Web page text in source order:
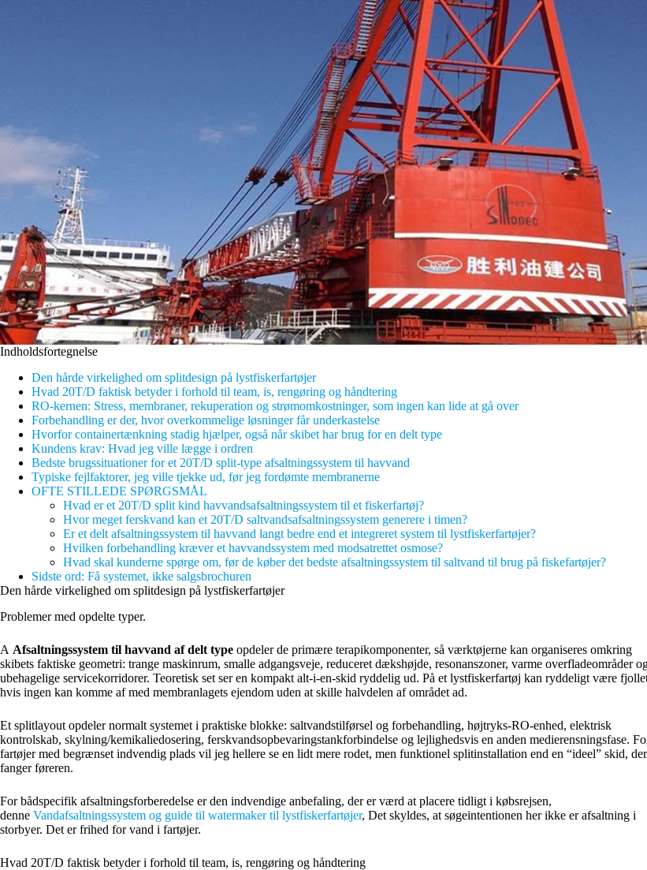
Indholdsfortegnelse
Den hårde virkelighed om splitdesign på lystfiskerfartøjer
Hvad 20T/D faktisk betyder i forhold til team, is, rengøring og håndtering
RO-kernen: Stress, membraner, rekuperation og strømomkostninger, som ingen kan lide at gå over
Forbehandling er der, hvor overkommelige løsninger får underkastelse
Hvorfor containertænkning stadig hjælper, også når skibet har brug for en delt type
Kundens krav: Hvad jeg ville lægge i ordren
Bedste brugssituationer for et 20T/D split-type afsaltningssystem til havvand
Typiske fejlfaktorer, jeg ville tjekke ud, før jeg fordømte membranerne
OFTE STILLEDE SPØRGSMÅL
Hvad er et 20T/D split kind havvandsafsaltningssystem til et fiskerfartøj?
Hvor meget ferskvand kan et 20T/D saltvandsafsaltningssystem generere i timen?
Er et delt afsaltningssystem til havvand langt bedre end et integreret system til lystfiskerfartøjer?
Hvilken forbehandling kræver et havvandssystem med modsatrettet osmose?
Hvad skal kunderne spørge om, før de køber det bedste afsaltningssystem til saltvand til brug på fiskefartøjer?
Sidste ord: Få systemet, ikke salgsbrochuren
Den hårde virkelighed om splitdesign på lystfiskerfartøjer
Problemer med opdelte typer.
A Afsaltningssystem til havvand af delt type opdeler de primære terapikomponenter, så værktøjerne kan organiseres omkring
skibets faktiske geometri: trange maskinrum, smalle adgangsveje, reduceret dækshøjde, resonanszoner, varme overfladeområder
ubehagelige servicekorridorer. Teoretisk set ser en kompakt alt-i-en-skid ryddelig ud. På et lystfiskerfartøj kan ryddeligt være
hvis ingen kan komme af med membranlagets ejendom uden at skille halvdelen af området ad.
Et splitlayout opdeler normalt systemet i praktiske blokke: saltvandstilførsel og forbehandling, højtryks-RO-enhed, elektrisk
kontrolskab, skylning/kemikaliedosering, ferskvandsopbevaringstankforbindelse og lejlighedsvis en anden medierensningsfase.
fartøjer med begrænset indvendig plads vil jeg hellere se en lidt mere rodet, men funktionel splitinstallation end en “ideel” skid, der
fanger føreren.
For bådspecifik afsaltningsforberedelse er den indvendige anbefaling, der er værd at placere tidligt i købsrejsen,
denne Vandafsaltningssystem og guide til watermaker til lystfiskerfartøjer, Det skyldes, at søgeintentionen her ikke er afsaltning i
storbyer. Det er frihed for vand i fartøjer.
Hvad 20T/D faktisk betyder i forhold til team, is, rengøring og håndtering